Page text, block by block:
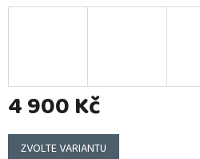
4 900 Kč
Měrná
cena:
ZVOLTE VARIANTU